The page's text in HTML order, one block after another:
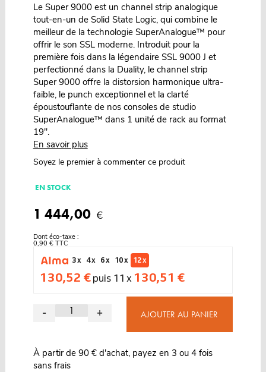
Le Super 9000 est un channel strip analogique
tout-en-un de Solid State Logic, qui combine le
meilleur de la technologie SuperAnalogue™ pour
offrir le son SSL moderne. Introduit pour la
première fois dans la légendaire SSL 9000 J et
perfectionné dans la Duality, le channel strip
Super 9000 offre la distorsion harmonique ultra-
faible, le punch exceptionnel et la clarté
époustouflante de nos consoles de studio
SuperAnalogue™ dans 1 unité de rack au format
19".
En savoir plus
Soyez le premier à commenter ce produit
EN STOCK
1 444,00 €
Dont éco-taxe :
0,90 € TTC
3 x
4 x 6 x 10 x 12 x
130,52 €puis 11 x 130,51 €
- + AJOUTER AU PANIER
À partir de 90 € d'achat, payez en 3 ou 4 fois
sans frais